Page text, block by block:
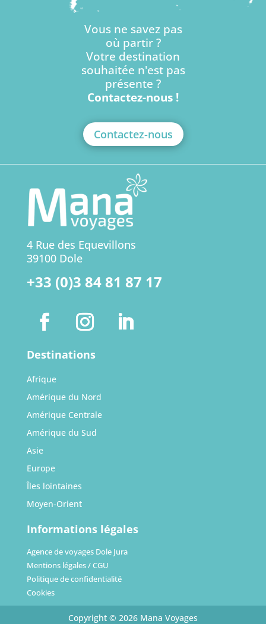
Vous ne savez pas
où partir ?
Votre destination
souhaitée n'est pas
présente ?
Contactez-nous !
Contactez-nous
4 Rue des Equevillons
39100 Dole
+33 (0)3 84 81 87 17
Destinations
Afrique
Amérique du Nord
Amérique Centrale
Amérique du Sud
Asie
Europe
Îles lointaines
Moyen-Orient
Informations légales
Agence de voyages Dole Jura
Mentions légales / CGU
Politique de confidentialité
Cookies
Copyright © 2026 Mana Voyages